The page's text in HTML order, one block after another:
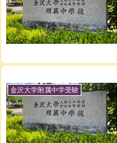
金沢大学附属中学受験